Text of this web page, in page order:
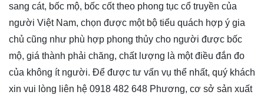
sang cát, bốc mộ, bốc cốt theo phong tục cổ truyền của
người Việt Nam, chọn được một bộ tiểu quách hợp ý gia
chủ cũng như phù hợp phong thủy cho người được bốc
mộ, giá thành phải chăng, chất lượng là một điều đắn đo
của không ít người. Để được tư vấn vụ thể nhất, quý khách
xin vui lòng liên hệ 0918 482 648 Phương, cơ sở sản xuất